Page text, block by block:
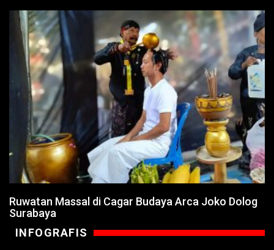
Ruwatan Massal di Cagar Budaya Arca Joko Dolog
Surabaya
INFOGRAFIS